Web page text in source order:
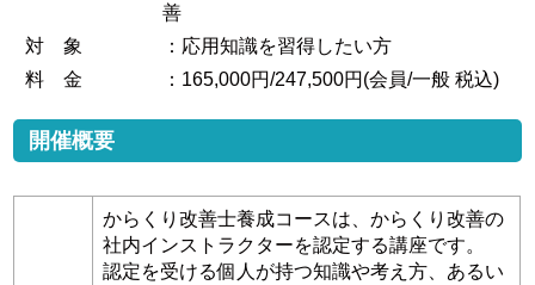
善
対 象
：応用知識を習得したい方
料 金
：165,000円/247,500円(会員/一般 税込)
開催概要
からくり改善⼠養成コースは、からくり改善の
社内インストラクターを認定する講座です。
認定を受ける個⼈が持つ知識や考え⽅、あるい